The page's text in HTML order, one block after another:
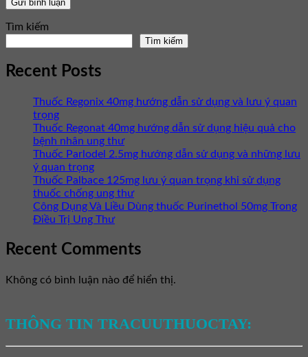
Tìm kiếm
Tìm kiếm
Recent Posts
Thuốc Regonix 40mg hướng dẫn sử dụng và lưu ý quan
trọng
Thuốc Regonat 40mg hướng dẫn sử dụng hiệu quả cho
bệnh nhân ung thư
Thuốc Parlodel 2.5mg hướng dẫn sử dụng và những lưu
ý quan trọng
Thuốc Palbace 125mg lưu ý quan trọng khi sử dụng
thuốc chống ung thư
Công Dụng Và Liều Dùng thuốc Purinethol 50mg Trong
Điều Trị Ung Thư
Recent Comments
Không có bình luận nào để hiển thị.
THÔNG TIN TRACUUTHUOCTAY: